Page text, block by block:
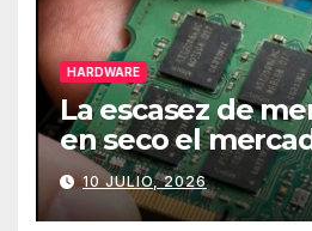
HARDWARE
La escasez de
en seco el
de PCs
10 JULIO, 2026